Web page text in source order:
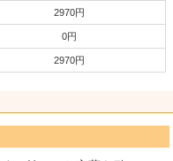
2970円
0円
2970円